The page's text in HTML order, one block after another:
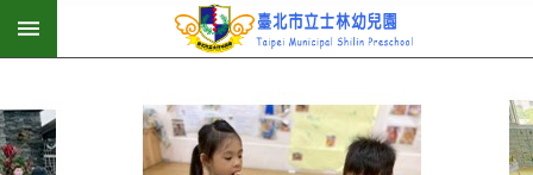
跳到主要內容區塊